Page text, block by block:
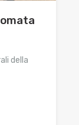
della